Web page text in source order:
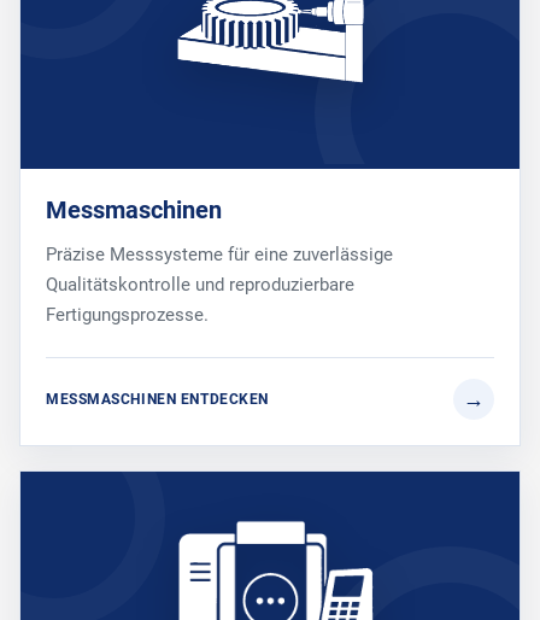
Messmaschinen
Präzise Messsysteme für eine zuverlässige
Qualitätskontrolle und reproduzierbare
Fertigungsprozesse.
MESSMASCHINEN ENTDECKEN